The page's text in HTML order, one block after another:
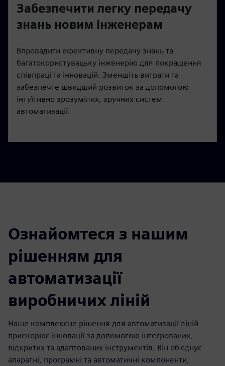
Забезпечити легку передачу
знань новим інженерам
Впровадити ефективну передачу знань та
багатокористувацьку інженерію для покращення
співпраці та інновацій. Зменшіть витрати та
забезпечте швидший розвиток за допомогою
інтуїтивно зрозумілих, зручних систем
автоматизації.
Ознайомтеся з нашим
рішенням для
автоматизації
виробничих ліній
Наше комплексне рішення для автоматизації ліній
прискорює інновації за допомогою інтегрованих,
відкритих та адаптованих інструментів. Він об'єднує
апаратні, програмні та автоматичні компоненти,